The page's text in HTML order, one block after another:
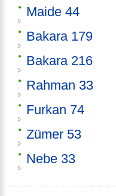
Maide 44
Bakara 179
Bakara 216
Rahman 33
Furkan 74
Zümer 53
Nebe 33